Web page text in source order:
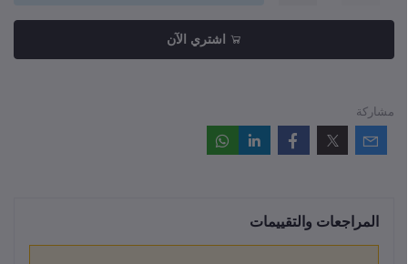
اشتري الآن
مشاركة
المراجعات والتقييمات